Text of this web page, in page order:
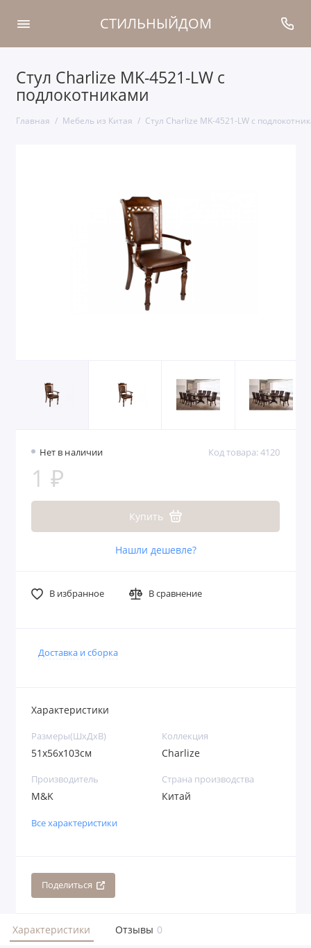
СТИЛЬНЫЙДОМ
Стул Charlize MK-4521-LW с
подлокотниками
Главная Мебель из Китая Стул Charlize MK-4521-LW с
Нет в наличии Код товара: 4120
1 ₽
Купить
Нашли дешевле?
В избранное В сравнение
Доставка и сборка
Характеристики
Размеры(ШхДхВ)
51х56х103см
Коллекция
Charlize
Производитель
M&K
Страна производства
Китай
Все характеристики
Поделиться
Характеристики Отзывы 0